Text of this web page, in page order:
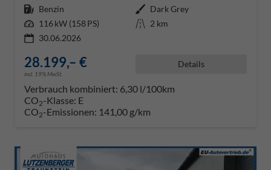
Kraftstoff Benzin Außenfarbe Dark Grey
Leistung 116 kW (158 PS) Kilometerstand 2 km
30.06.2026
28.199,– €
incl. 19% MwSt.
Details
Verbrauch kombiniert: 6,30 l/100km
CO2-Klasse: E
CO2-Emissionen: 141,00 g/km